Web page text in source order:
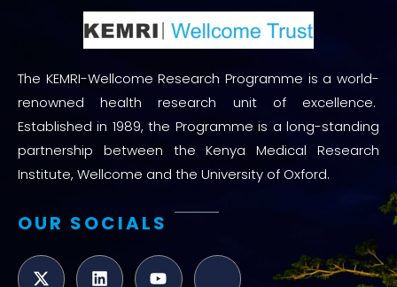
The KEMRI-Wellcome Research Programme is a world-
renowned health research unit of excellence.
Established in 1989, the Programme is a long-standing
partnership between the Kenya Medical Research
Institute, Wellcome and the University of Oxford.
OUR SOCIALS